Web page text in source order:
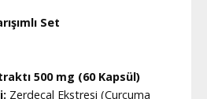
Set
500 mg (60 Kapsül)
Zerdeçal Ekstresi (Curcuma